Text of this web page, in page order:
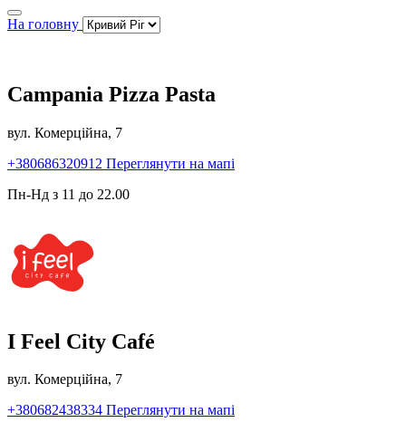
На головну
Campania Pizza Pasta
вул. Комерційна, 7
+380686320912 Переглянути на мапі
Пн-Нд з 11 до 22.00
I Feel City Café
вул. Комерційна, 7
+380682438334 Переглянути на мапі